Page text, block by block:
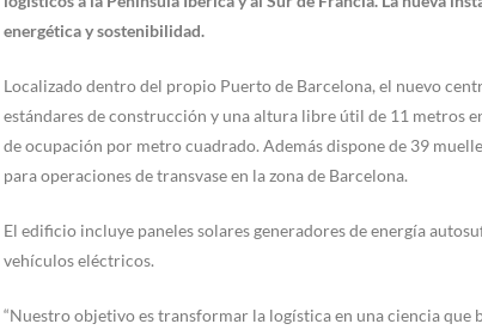
energética y sostenibilidad.
Localizado dentro del propio Puerto de Barcelona, el nuevo
estándares de construcción y una altura libre útil de 11 metros
de ocupación por metro cuadrado. Además dispone de 39
para operaciones de transvase en la zona de Barcelona.
El edificio incluye paneles solares generadores de energía
vehículos eléctricos.
“Nuestro objetivo es transformar la logística en una ciencia